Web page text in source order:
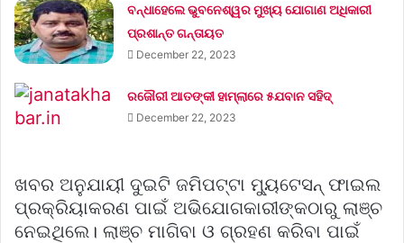
ବନ୍ଧାହେଲେ ଭୁବନେଶ୍ୱର ମୁଖ୍ୟ ଯୋଗାଣ ଅଧିକାରୀ
ପ୍ରଶାନ୍ତ ଗନ୍ତାୟତ
December 22, 2023
ରଜୌରୀ ଆତଙ୍କୀ ହାମ୍‌ଲାରେ ୫ଯବାନ ସହିଦ୍
December 22, 2023
ଖବର ଅନୁଯାୟୀ ଦୁଇଟି ଜମିପଟ୍ଟା ମ୍ୟୁଟେସନ୍ ଫାଇଲ
ପ୍ରକ୍ରିୟାକରଣ ପାଇଁ ଅଭିଯୋଗକାରୀଙ୍କଠାରୁ ଲାଞ୍ଚ
ନେଇଥିଲେ। ଲାଞ୍ଚ ମାଗିବା ଓ ଗ୍ରହଣ କରିବା ପାଇଁ